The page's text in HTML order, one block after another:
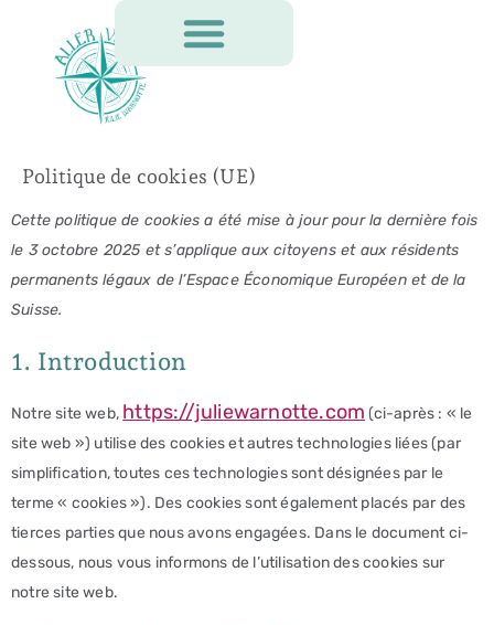
Politique de cookies (UE)
Cette politique de cookies a été mise à jour pour la dernière fois
le 3 octobre 2025 et s’applique aux citoyens et aux résidents
permanents légaux de l’Espace Économique Européen et de la
Suisse.
1. Introduction
Notre site web, https://juliewarnotte.com (ci-après : « le
site web ») utilise des cookies et autres technologies liées (par
simplification, toutes ces technologies sont désignées par le
terme « cookies »). Des cookies sont également placés par des
tierces parties que nous avons engagées. Dans le document ci-
dessous, nous vous informons de l’utilisation des cookies sur
notre site web.